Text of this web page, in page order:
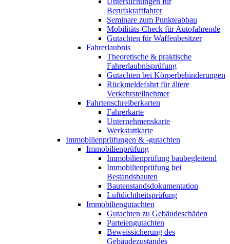
Berufskraftfahrer
Seminare zum Punkteabbau
Mobilitäts-Check für Autofahrende
Gutachten für Waffenbesitzer
Fahrerlaubnis
Theoretische & praktische
Fahrerlaubnisprüfung
Gutachten bei Körperbehinderungen
Rückmeldefahrt für ältere
Verkehrsteilnehmer
Fahrtenschreiberkarten
Fahrerkarte
Unternehmenskarte
Werkstattkarte
Immobilienprüfungen & -gutachten
Immobilienprüfung
Immobilienprüfung baubegleitend
Immobilienprüfung bei
Bestandsbauten
Bautenstandsdokumentation
Luftdichtheitsprüfung
Immobiliengutachten
Gutachten zu Gebäudeschäden
Parteiengutachten
Beweissicherung des
Gebäudezustandes